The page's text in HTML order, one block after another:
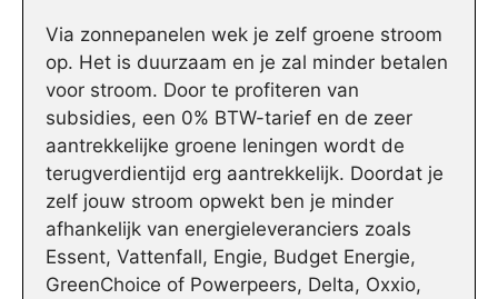
Via zonnepanelen wek je zelf groene stroom
op. Het is duurzaam en je zal minder betalen
voor stroom. Door te profiteren van
subsidies, een 0% BTW-tarief en de zeer
aantrekkelijke groene leningen wordt de
terugverdientijd erg aantrekkelijk. Doordat je
zelf jouw stroom opwekt ben je minder
afhankelijk van energieleveranciers zoals
Essent, Vattenfall, Engie, Budget Energie,
GreenChoice of Powerpeers, Delta, Oxxio,